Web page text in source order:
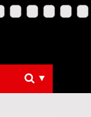
▼